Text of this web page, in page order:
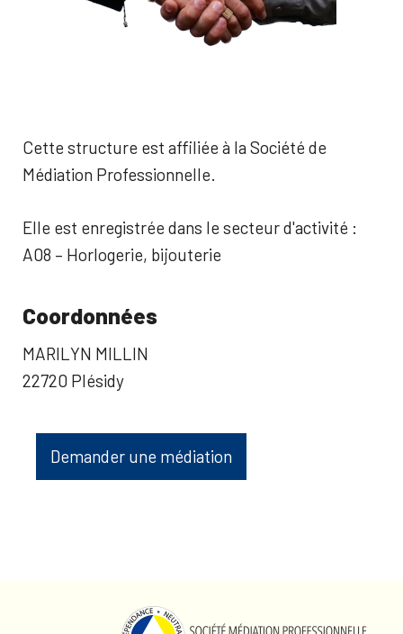
Cette structure est affiliée à la Société de
Médiation Professionnelle.
Elle est enregistrée dans le secteur d'activité :
A08 – Horlogerie, bijouterie
Coordonnées
MARILYN MILLIN
22720 Plésidy
Demander une médiation